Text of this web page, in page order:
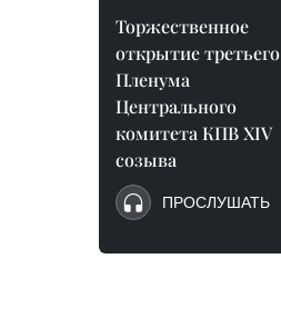
Торжественное
открытие третьего
Пленума
Центрального
комитета КПВ XIV
созыва
ПРОСЛУШАТЬ